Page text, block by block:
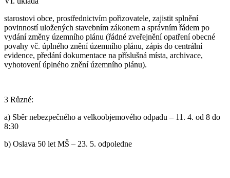
starostovi obce, prostřednictvím pořizovatele, zajistit splnění
povinností uložených stavebním zákonem a správním řádem po
vydání změny územního plánu (řádné zveřejnění opatření obecné
povahy vč. úplného znění územního plánu, zápis do centrální
evidence, předání dokumentace na příslušná místa, archivace,
vyhotovení úplného znění územního plánu).
3 Různé:
a) Sběr nebezpečného a velkoobjemového odpadu – 11. 4. od 8 do
8:30
b) Oslava 50 let MŠ – 23. 5. odpoledne